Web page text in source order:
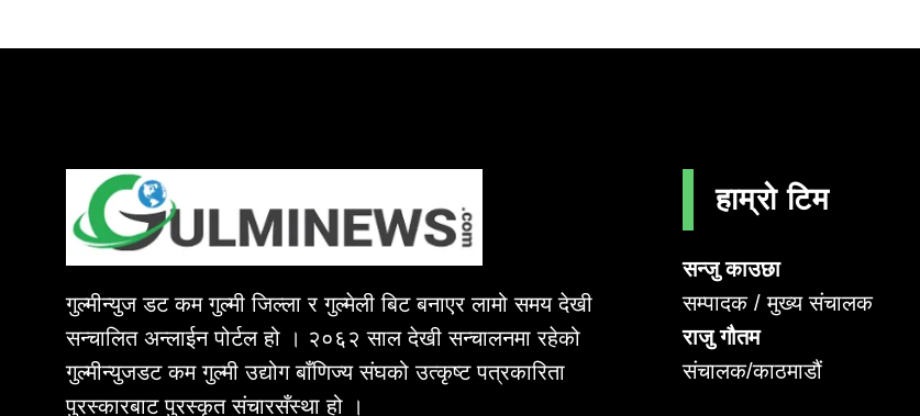
गुल्मीन्युज डट कम गुल्मी जिल्ला र गुल्मेली बिट बनाएर लामो समय देखी
सन्चालित अन्लाईन पोर्टल हो । २०६२ साल देखी सन्चालनमा रहेको
गुल्मीन्युजडट कम गुल्मी उद्योग बाँणिज्य संघको उत्कृष्ट पत्रकारिता
पुरस्कारबाट पुरस्कृत संचारसँस्था हो ।
हाम्रो टिम
सन्जु काउछा
सम्पादक / मुख्य संचालक
राजु गौतम
संचालक/काठमाडौं